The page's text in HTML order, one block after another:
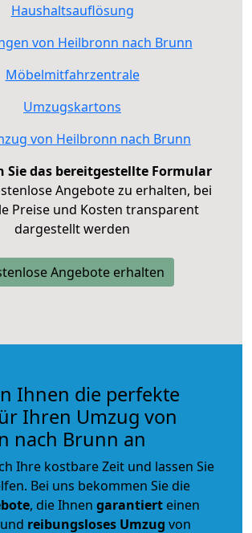
Haushaltsauflösung
von Heilbronn nach Brunn
Möbelmitfahrzentrale
Umzugskartons
von Heilbronn nach Brunn
Sie das bereitgestellte Formular
Angebote zu erhalten, bei
Preise und Kosten transparent
dargestellt werden
Angebote erhalten
Ihnen die perfekte
Ihren Umzug von
nach Brunn an
Ihre kostbare Zeit und lassen Sie
Bei uns bekommen Sie die
, die Ihnen garantiert einen
und reibungsloses Umzug von